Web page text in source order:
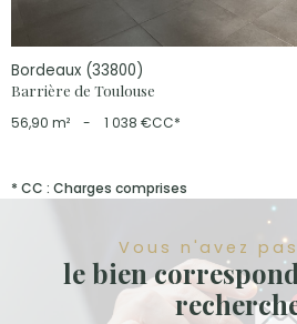
Bordeaux (33800)
Barrière de Toulouse
56,90 m² - 1 038 €CC*
* CC : Charges comprises
Vous n'avez
le bien